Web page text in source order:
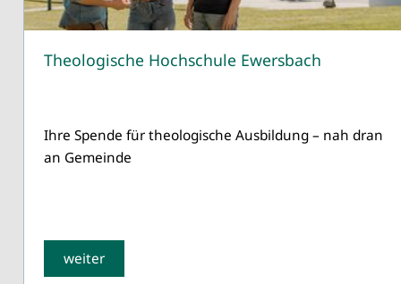
Theologische Hochschule Ewersbach
Ihre Spende für theologische Ausbildung – nah dran
an Gemeinde
weiter